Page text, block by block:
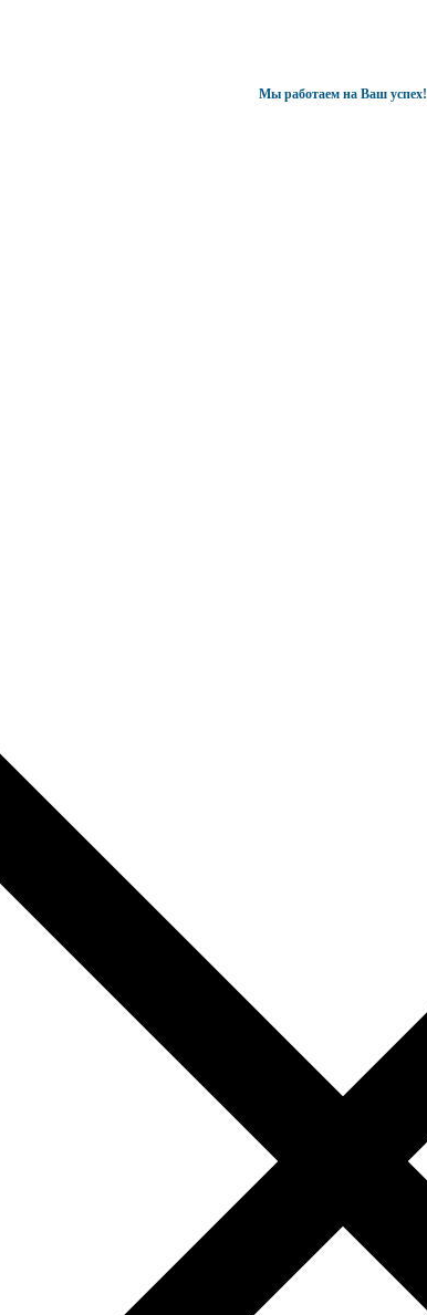
Мы работаем на Ваш успех!